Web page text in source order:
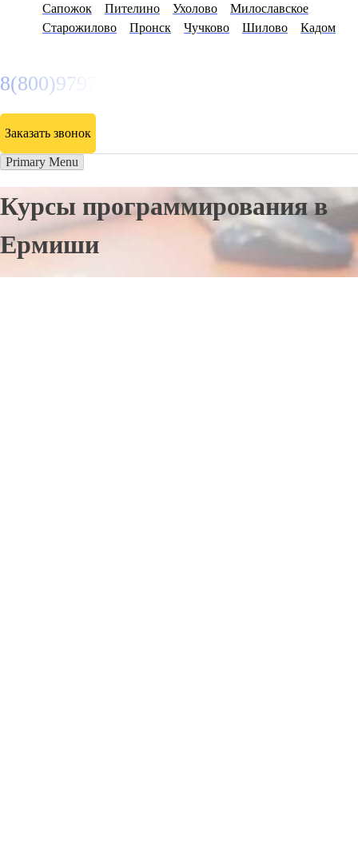
Сапожок Пителино Ухолово
Милославское
Старожилово
Пронск Чучково Шилово Кадом
8(800)9797043
Заказать звонок
Primary Menu
Курсы программирования в
Ермиши